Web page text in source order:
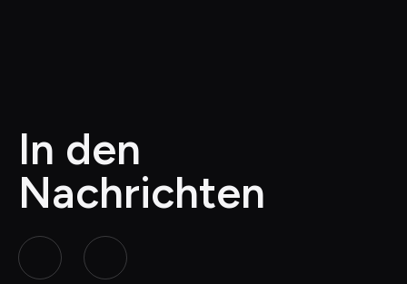
In den
Nachrichten